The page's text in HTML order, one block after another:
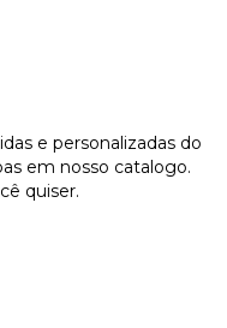
e personalizadas do
em nosso catalogo.
quiser.